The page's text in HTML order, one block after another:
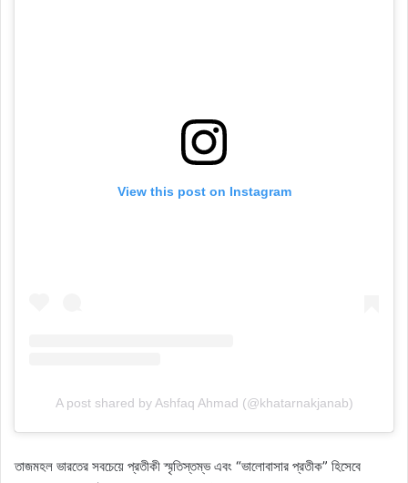
View this post on Instagram
A post shared by Ashfaq Ahmad (@khatarnakjanab)
তাজমহল ভারতের সবচেয়ে প্রতীকী স্মৃতিস্তম্ভ এবং “ভালোবাসার প্রতীক” হিসেবে